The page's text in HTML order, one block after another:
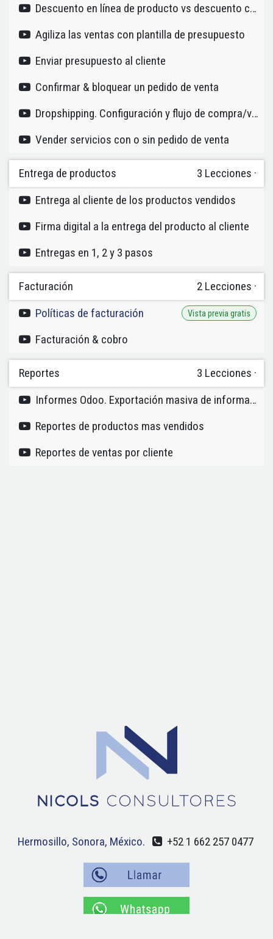
Descuento en línea de producto vs descuento como producto
Agiliza las ventas con plantilla de presupuesto
Enviar presupuesto al cliente
Confirmar & bloquear un pedido de venta
Dropshipping. Configuración y flujo de compra/venta/factura
Vender servicios con o sin pedido de venta
Entrega de productos 3 Lecciones ·
Entrega al cliente de los productos vendidos
Firma digital a la entrega del producto al cliente
Entregas en 1, 2 y 3 pasos
Facturación 2 Lecciones ·
Políticas de facturación
Vista previa gratis
Facturación & cobro
Reportes 3 Lecciones ·
Informes Odoo. Exportación masiva de información
Reportes de productos mas vendidos
Reportes de ventas por cliente
Hermosillo, Sonora, México. +52 1 662 257 0477